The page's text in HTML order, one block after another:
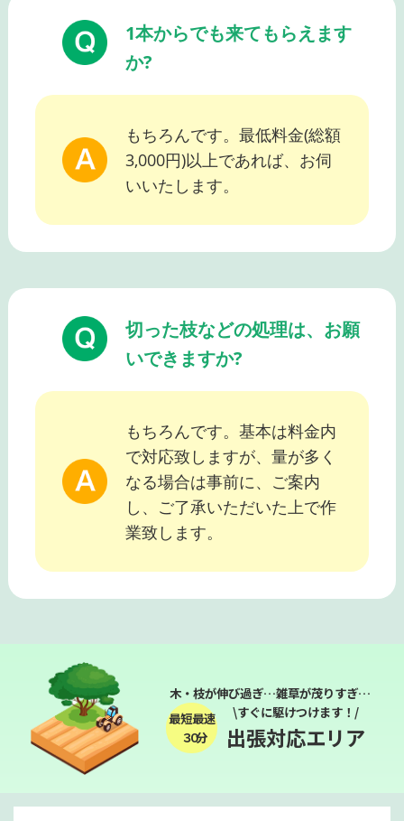
1本からでも来てもらえます
か?
もちろんです。最低料金(総額
3,000円)以上であれば、お伺
いいたします。
切った枝などの処理は、お願
いできますか?
もちろんです。基本は料金内
で対応致しますが、量が多く
なる場合は事前に、ご案内
し、ご了承いただいた上で作
業致します。
木・枝が伸び過ぎ…雑草が茂りすぎ…
最短最速
３０分
\すぐに駆けつけます！/
出張対応エリア